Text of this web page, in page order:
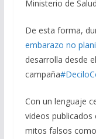
Ministerio de
De esta forma,
embarazo no
desarrolla desde
campaña
Con un lenguaje
videos publicados
mitos falsos